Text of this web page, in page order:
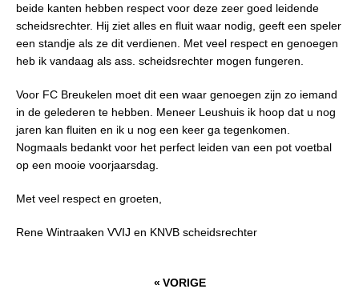
beide kanten hebben respect voor deze zeer goed leidende
scheidsrechter. Hij ziet alles en fluit waar nodig, geeft een speler
een standje als ze dit verdienen. Met veel respect en genoegen
heb ik vandaag als ass. scheidsrechter mogen fungeren.
Voor FC Breukelen moet dit een waar genoegen zijn zo iemand
in de gelederen te hebben. Meneer Leushuis ik hoop dat u nog
jaren kan fluiten en ik u nog een keer ga tegenkomen.
Nogmaals bedankt voor het perfect leiden van een pot voetbal
op een mooie voorjaarsdag.
Met veel respect en groeten,
Rene Wintraaken VVIJ en KNVB scheidsrechter
« VORIGE